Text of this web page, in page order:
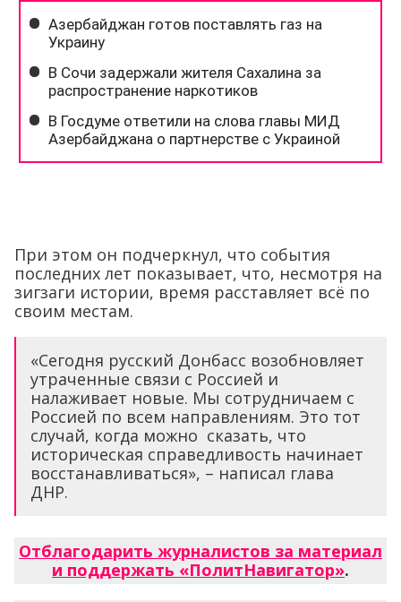
При этом он подчеркнул, что события
последних лет показывает, что, несмотря на
зигзаги истории, время расставляет всё по
своим местам.
«Сегодня русский Донбасс возобновляет
утраченные связи с Россией и
налаживает новые. Мы сотрудничаем с
Россией по всем направлениям. Это тот
случай, когда можно сказать, что
историческая справедливость начинает
восстанавливаться», – написал глава
ДНР.
Отблагодарить журналистов за материал
и поддержать «ПолитНавигатор».